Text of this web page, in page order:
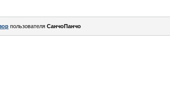
пользователя СанчоПанчо